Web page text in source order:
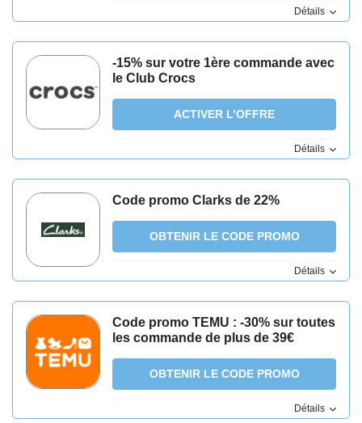
Détails
-15% sur votre 1ère commande avec
le Club Crocs
ACTIVER L’OFFRE
Détails
Code promo Clarks de 22%
OBTENIR LE CODE PROMO
Détails
Code promo TEMU : -30% sur toutes
les commande de plus de 39€
OBTENIR LE CODE PROMO
Détails